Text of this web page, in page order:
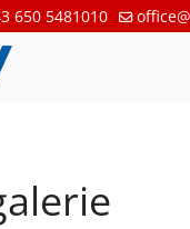
650 5481010